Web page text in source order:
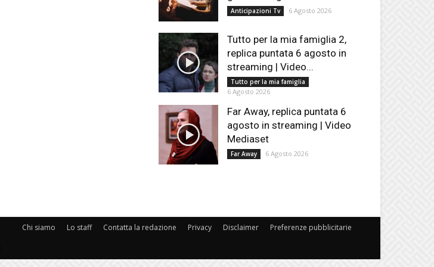
Anticipazioni Tv 6 Agosto 2026
Tutto per la mia famiglia 2,
replica puntata 6 agosto in
streaming | Video...
Tutto per la mia famiglia
6 Agosto 2026
Far Away, replica puntata 6
agosto in streaming | Video
Mediaset
Far Away 6 Agosto 2026
Chi siamo Lo staff Contatta la redazione Privacy Disclaimer Preferenze pubblicitarie